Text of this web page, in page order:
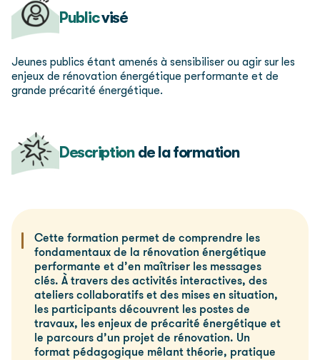
Publicvisé
Jeunes publics étant amenés à sensibiliser ou agir sur les
enjeux de rénovation énergétique performante et de
grande précarité énergétique.
Descriptionde la formation
Cette formation permet de comprendre les
fondamentaux de la rénovation énergétique
performante et d’en maîtriser les messages
clés. À travers des activités interactives, des
ateliers collaboratifs et des mises en situation,
les participants découvrent les postes de
travaux, les enjeux de précarité énergétique et
le parcours d’un projet de rénovation. Un
format pédagogique mêlant théorie, pratique